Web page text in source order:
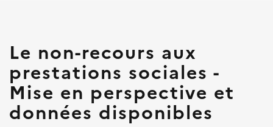
citation
Le non-recours aux
prestations sociales -
Mise en perspective et
données disponibles